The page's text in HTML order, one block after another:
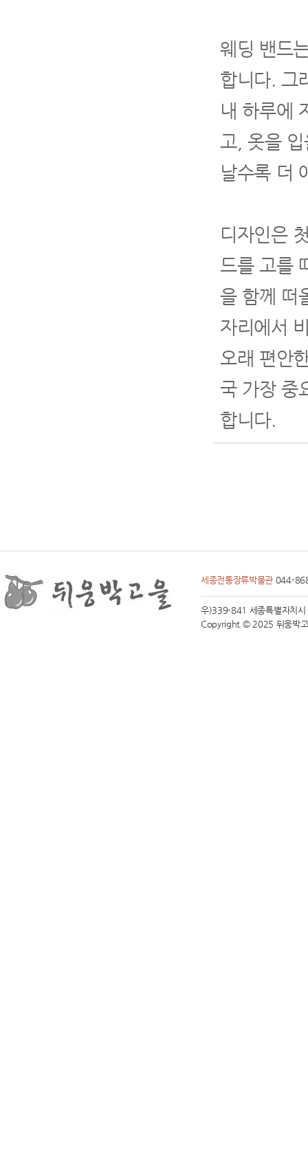
웨딩 밴드
합니다. 그
내 하루에
고, 옷을
날수록 더
디자인은
드를 고를
을 함께 떠
자리에서
오래 편안
국 가장 중
합니다.
세종전통장류박물관 044-
우)339-841 세종특별자치
Copyright © 2025 뒤웅박